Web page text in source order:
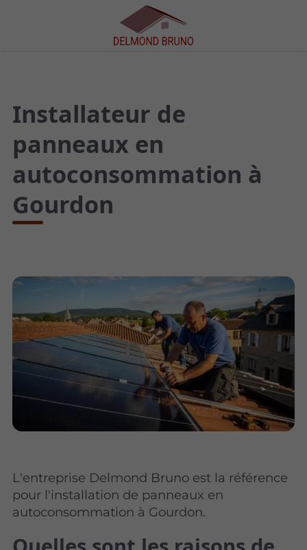
Installateur de
panneaux en
autoconsommation à
Gourdon
L'entreprise Delmond Bruno est la référence
pour l'installation de panneaux en
autoconsommation à Gourdon.